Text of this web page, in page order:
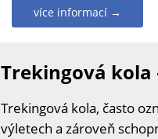
více informací →
Trekingová kola
Trekingová kola, často
výletech a zároveň